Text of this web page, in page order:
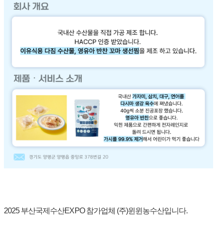
2025 부산국제수산EXPO 참가업체 (주)윈윈농수산입니다.